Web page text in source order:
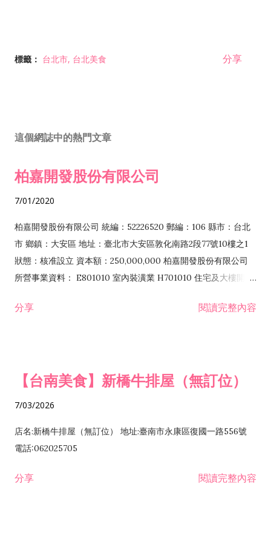
標籤： 台北市 台北美食 分享
這個網誌中的熱門文章
柏嘉開發股份有限公司
7/01/2020
柏嘉開發股份有限公司 統編：52226520 郵編：106 縣市：台北
市 鄉鎮：大安區 地址：臺北市大安區敦化南路2段77號10樓之1
狀態：核准設立 資本額：250,000,000 柏嘉開發股份有限公司
所營事業資料： E801010 室內裝潢業 H701010 住宅及大樓開發
發業 H703090 不動產買賣業 H703100 不動產租賃業 I503010
分享 閱讀完整內容
【台南美食】新橋牛排屋（無訂位）
7/03/2026
店名:新橋牛排屋（無訂位） 地址:臺南市永康區復國一路556號
電話:062025705
分享 閱讀完整內容